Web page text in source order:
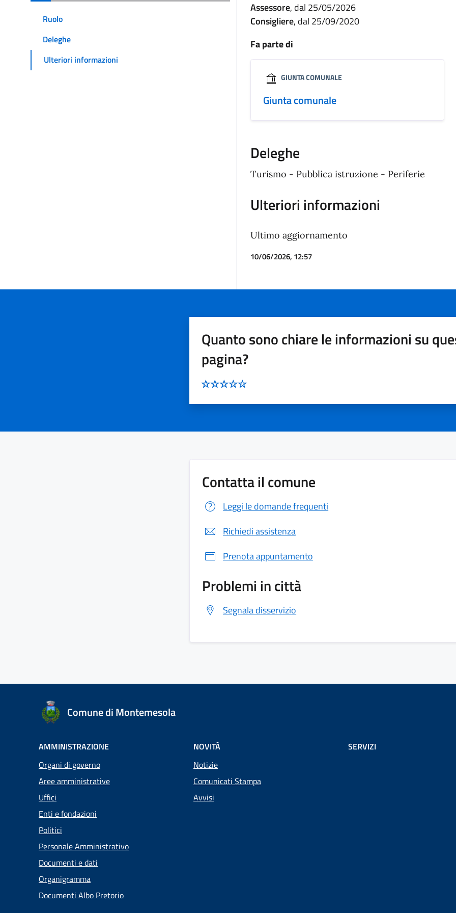
Ruolo
Deleghe
Ulteriori informazioni
Assessore, dal 25/05/2026
Consigliere, dal 25/09/2020
Fa parte di
GIUNTA COMUNALE
Giunta comunale
Deleghe
Turismo - Pubblica istruzione - Periferie
Ulteriori informazioni
Ultimo aggiornamento
10/06/2026, 12:57
Quanto sono chiare le informazioni su
pagina?
Contatta il comune
Leggi le domande frequenti
Richiedi assistenza
Prenota appuntamento
Problemi in città
Segnala disservizio
Comune di Montemesola
AMMINISTRAZIONE
Organi di governo
Aree amministrative
Uffici
Enti e fondazioni
Politici
Personale Amministrativo
Documenti e dati
Organigramma
Documenti Albo Pretorio
NOVITÀ
Notizie
Comunicati Stampa
Avvisi
SERVIZI